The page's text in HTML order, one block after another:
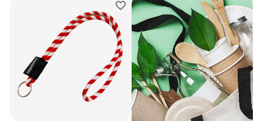
15 mm (3)
20 mm (3)
25 mm (3)
60 x 220 cm